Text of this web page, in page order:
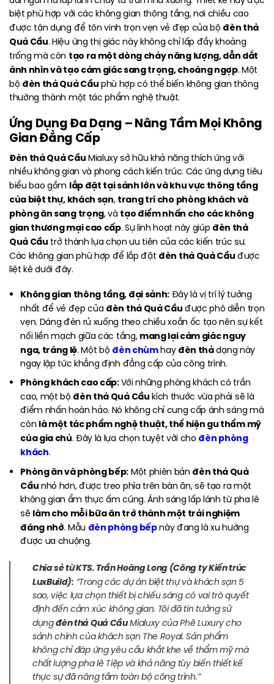
biệt phù hợp với các không gian thông tầng, nơi chiều cao
được tận dụng để tôn vinh trọn vẹn vẻ đẹp của bộ đèn thả
Quả Cầu. Hiệu ứng thị giác này không chỉ lấp đầy khoảng
trống mà còn tạo ra một dòng chảy năng lượng, dẫn dắt
ánh nhìn và tạo cảm giác sang trọng, choáng ngợp. Một
bộ đèn thả Quả Cầuphù hợp có thể biến không gian thông
thường thành một tác phẩm nghệ thuật.
Ứng Dụng Đa Dạng – Nâng Tầm Mọi Không
Gian Đẳng Cấp
Đèn thả Quả CầuMialuxy sở hữu khả năng thích ứng với
nhiều không gian và phong cách kiến trúc. Các ứng dụng tiêu
biểu bao gồm lắp đặt tại sảnh lớn và khu vực thông tầng
của biệt thự, khách sạn,trang trí cho phòng khách và
phòng ăn sang trọng, và tạo điểm nhấn cho các không
gian thương mại cao cấp. Sự linh hoạt này giúp đèn thả
Quả Cầu trở thành lựa chọn ưu tiên của các kiến trúc sư.
Các không gian phù hợp để lắp đặt đèn thả Quả Cầuđược
liệt kê dưới đây.
Không gian thông tầng, đại sảnh:Đây là vị trí lý tưởng
nhất để vẻ đẹp của đèn thả Quả Cầuđược phô diễn trọn
vẹn. Dáng đèn rủ xuống theo chiều xoắn ốc tạo nên sự kết
nối liền mạch giữa các tầng,mang lại cảm giác nguy
nga, tráng lệ. Một bộ đèn chùmhayđèn thảdạng này
ngay lập tức khẳng định đẳng cấp của công trình.
Phòng khách cao cấp:Với những phòng khách có trần
cao, một bộ đèn thả Quả Cầukích thước vừa phải sẽ là
điểm nhấn hoàn hảo. Nó không chỉ cung cấp ánh sáng mà
còn là một tác phẩm nghệ thuật, thể hiện gu thẩm mỹ
của gia chủ. Đây là lựa chọn tuyệt vời cho đèn phòng
khách.
Phòng ăn và phòng bếp:Một phiên bản đèn thả Quả
Cầunhỏ hơn, được treo phía trên bàn ăn, sẽ tạo ra một
không gian ẩm thực ấm cúng. Ánh sáng lấp lánh từ pha lê
sẽ làm cho mỗi bữa ăn trở thành một trải nghiệm
đáng nhớ. Mẫu đèn phòng bếpnày đang là xu hướng
được ưa chuộng.
Chia sẻ từ KTS. Trần Hoàng Long (Công ty Kiến trúc
LuxBuild): “Trong các dự án biệt thự và khách sạn 5
sao, việc lựa chọn thiết bị chiếu sáng có vai trò quyết
định đến cảm xúc không gian. Tôi đã tin tưởng sử
dụngđèn thả Quả CầuMialuxy của Phê Luxury cho
sảnh chính của khách sạn The Royal. Sản phẩm
không chỉ đáp ứng yêu cầu khắt khe về thẩm mỹ mà
chất lượng pha lê Tiệp và khả năng tùy biến thiết kế
thực sự đã nâng tầm toàn bộ công trình.”